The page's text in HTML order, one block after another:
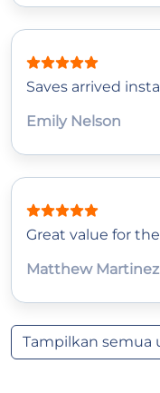
Saves arrived
Emily Nelson
Great value for
Matthew Martinez
Tampilkan semua